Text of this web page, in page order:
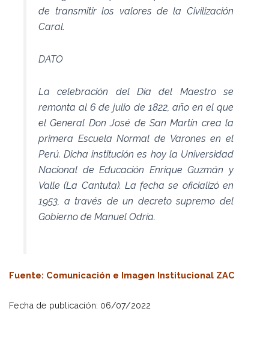
de transmitir los valores de la Civilización
Caral.
DATO
La celebración del Día del Maestro se
remonta al 6 de julio de 1822, año en el que
el General Don José de San Martín crea la
primera Escuela Normal de Varones en el
Perú. Dicha institución es hoy la Universidad
Nacional de Educación Enrique Guzmán y
Valle (La Cantuta). La fecha se oficializó en
1953, a través de un decreto supremo del
Gobierno de Manuel Odría.
Fuente: Comunicación e Imagen Institucional ZAC
Fecha de publicación: 06/07/2022